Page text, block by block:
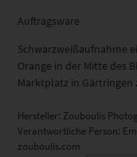
Auftragsware
Schwarzweißaufnahme
Orange in der Mitte des
Marktplatz in Gärtringen
Hersteller: Zouboulis
Verantwortliche Person:
zouboulis.com